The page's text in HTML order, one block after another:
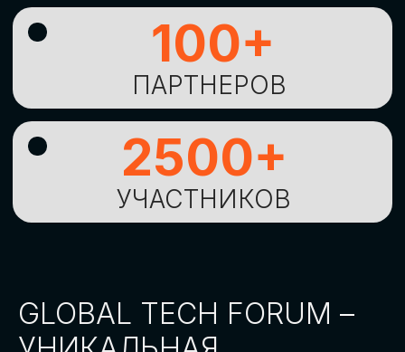
БИЗНЕСА
ОСТАВИТЬ
ЗАЯВКУ
СТАТЬ СПИКЕРОМ
Оставьте заявку, наши менеджеры